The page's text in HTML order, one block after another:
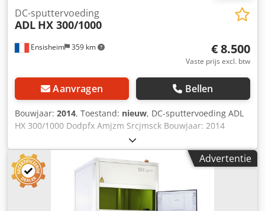
Ensisheim 359 km
DC-sputtervoeding
ADL HX 300/1000
€ 8.500
Vaste prijs excl. btw
Aanvragen Bellen
Bouwjaar: 2014, Toestand: nieuw, DC-sputtervoeding ADL
HX 300/1000 Dodpfx Amjzm Srcjmsck Bouwjaar: 2014
(Nieuw, nooit gebruikt) Vermogen: 30 kW (Bekijk de foto
voor meer technische details)
Advertentie